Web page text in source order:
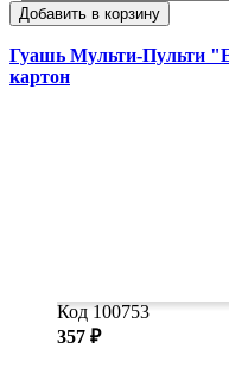
Добавить в корзину
Гуашь Мульти-Пульти
картон
Код 100753
357 ₽